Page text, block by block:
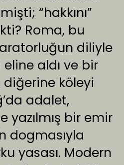
“hakkını”
Roma, bu
diliyle
aldı ve bir
diğerine köleyi
adalet,
yazılmış bir emir
dogmasıyla
yasası. Modern